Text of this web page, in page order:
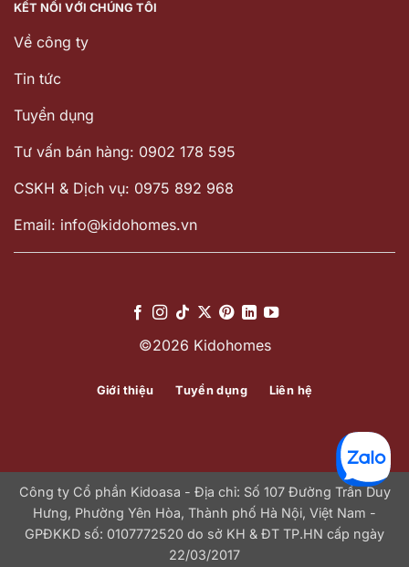
KẾT NỐI VỚI CHÚNG TÔI
Về công ty
Tin tức
Tuyển dụng
Tư vấn bán hàng: 0902 178 595
CSKH & Dịch vụ: 0975 892 968
Email: info@kidohomes.vn
©2026 Kidohomes
Giới thiệu Tuyển dụng Liên hệ
Công ty Cổ phần Kidoasa - Địa chỉ: Số 107 Đường Trần Duy
Hưng, Phường Yên Hòa, Thành phố Hà Nội, Việt Nam -
GPĐKKD số: 0107772520 do sở KH & ĐT TP.HN cấp ngày
22/03/2017